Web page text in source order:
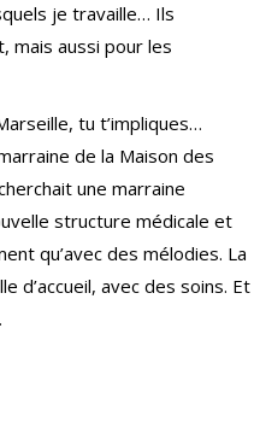
je travaille… Ils
mais aussi pour les
tu t’impliques…
de la Maison des
une marraine
structure médicale et
qu’avec des mélodies. La
d’accueil, avec des soins. Et